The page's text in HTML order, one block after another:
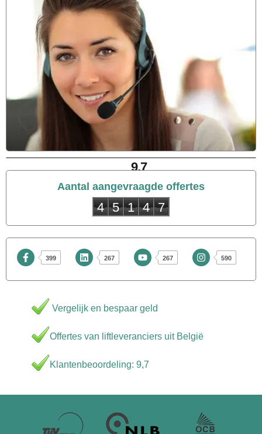
9,7
399
Aantal aangevraagde offertes
4 5 1 4 7
399 267 267 590
Vergelijk en bespaar geld
Offertes van liftleveranciers uit België
Klantenbeoordeling: 9,7